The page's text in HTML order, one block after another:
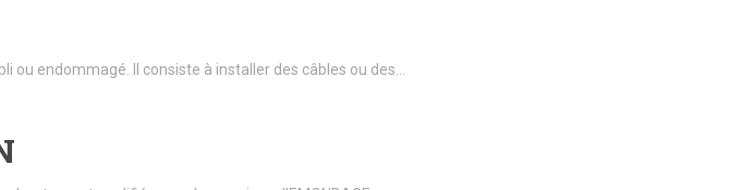
endommagé. Il consiste à installer des câbles ou des…